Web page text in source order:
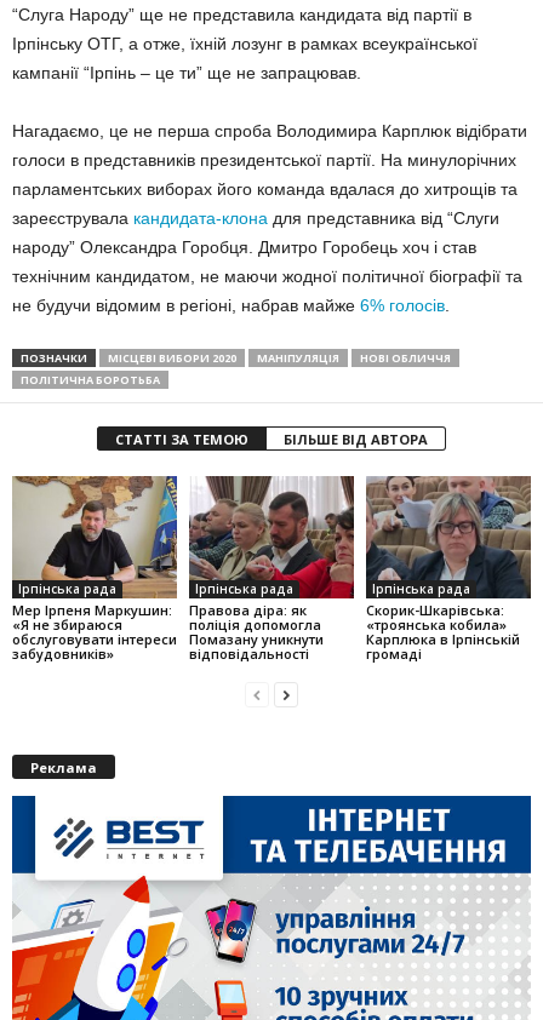
“Слуга Народу” ще не представила кандидата від партії в
Ірпінську ОТГ, а отже, їхній лозунг в рамках всеукраїнської
кампанії “Ірпінь – це ти” ще не запрацював.
Нагадаємо, це не перша спроба Володимира Карплюк відібрати
голоси в представників президентської партії. На минулорічних
парламентських виборах його команда вдалася до хитрощів та
зареєструвала кандидата-клона для представника від “Слуги
народу” Олександра Горобця. Дмитро Горобець хоч і став
технічним кандидатом, не маючи жодної політичної біографії та
не будучи відомим в регіоні, набрав майже 6% голосів
ПОЗНАЧКИ МІСЦЕВІ ВИБОРИ 2020 МАНІПУЛЯЦІЯ
НОВІ ОБЛИЧЧЯ
ПОЛІТИЧНА БОРОТЬБА
СТАТТІ ЗА ТЕМОЮ БІЛЬШЕ ВІД АВТОРА
Ірпінська рада
Мер Ірпеня Маркушин:
«Я не збираюся
обслуговувати інтереси
забудовників»
Ірпінська рада
Правова діра: як
поліція допомогла
Помазану уникнути
відповідальності
Ірпінська рада
Скорик-Шкарівська:
«троянська кобила»
Карплюка в Ірпінській
громаді
Реклама